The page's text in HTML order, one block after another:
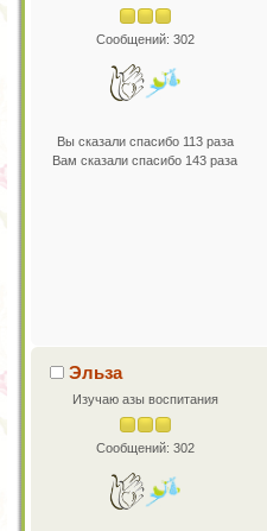
Сообщений: 302
Вы сказали спасибо 113 раза
Вам сказали спасибо 143 раза
Эльза
Изучаю азы воспитания
Сообщений: 302